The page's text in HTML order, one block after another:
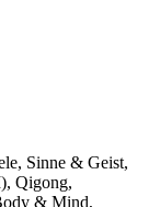
Sinne & Geist,
Qigong,
& Mind,